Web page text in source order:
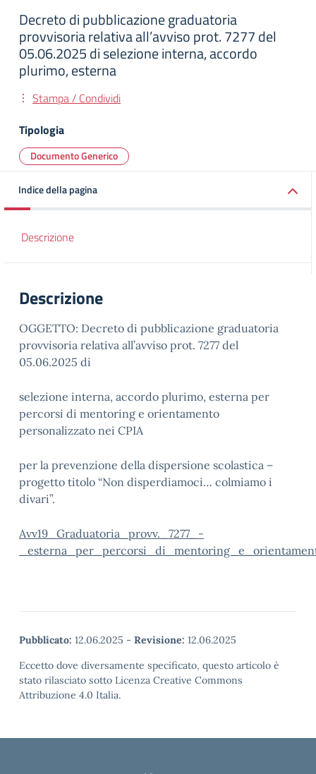
Decreto di pubblicazione graduatoria
provvisoria relativa all’avviso prot. 7277 del
05.06.2025 di selezione interna, accordo
plurimo, esterna
Stampa / Condividi
Tipologia
Documento Generico
Indice della pagina
Descrizione
Descrizione
OGGETTO: Decreto di pubblicazione graduatoria
provvisoria relativa all’avviso prot. 7277 del
05.06.2025 di
selezione interna, accordo plurimo, esterna per
percorsi di mentoring e orientamento
personalizzato nei CPIA
per la prevenzione della dispersione scolastica –
progetto titolo “Non disperdiamoci… colmiamo i
divari”.
Avv19_Graduatoria_provv._7277_-
Pubblicato: 12.06.2025 - Revisione: 12.06.2025
Eccetto dove diversamente specificato, questo articolo è
stato rilasciato sotto Licenza Creative Commons
Attribuzione 4.0 Italia.